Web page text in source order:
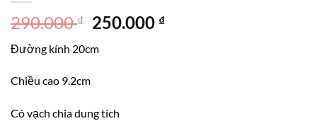
290.000₫
Giá
là:
250.000 ₫Giá
Đường kính 20cm
Chiều cao 9.2cm
Có vạch chia dung tích